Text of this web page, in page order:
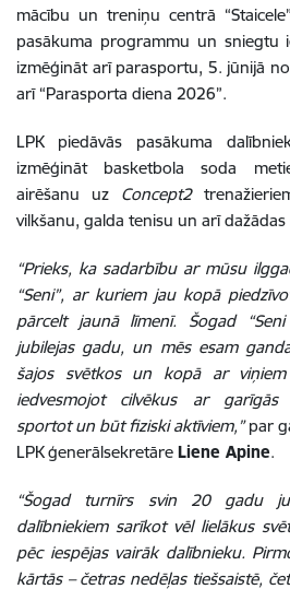
mācību un treniņu centrā
pasākuma programmu un sniegtu
izmēģināt arī parasportu, 5. jūnijā
arī “Parasporta diena 2026”.
LPK piedāvās pasākuma
izmēģināt basketbola soda
airēšanu uz Concept2
vilkšanu, galda tenisu un arī
“Prieks, ka sadarbību ar mūsu
“Seni”, ar kuriem jau kopā
pārcelt jaunā līmenī. Šogad
jubilejas gadu, un mēs esam
šajos svētkos un kopā ar
iedvesmojot cilvēkus ar garīgās
sportot un būt fiziski aktīviem,”par
LPK ģenerālsekretāre Liene Apine.
“Šogad turnīrs svin 20 gadu
dalībniekiem sarīkot vēl lielākus
pēc iespējas vairāk dalībnieku.
kārtās – četras nedēļas tiešsaistē,